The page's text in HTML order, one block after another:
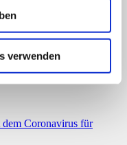
verwenden
Coronavirus für Schüler